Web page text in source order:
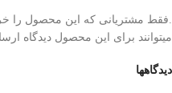
دیدگاهها
.فقط مشتریانی که این محصول را
میتوانند برای این محصول دیدگاه